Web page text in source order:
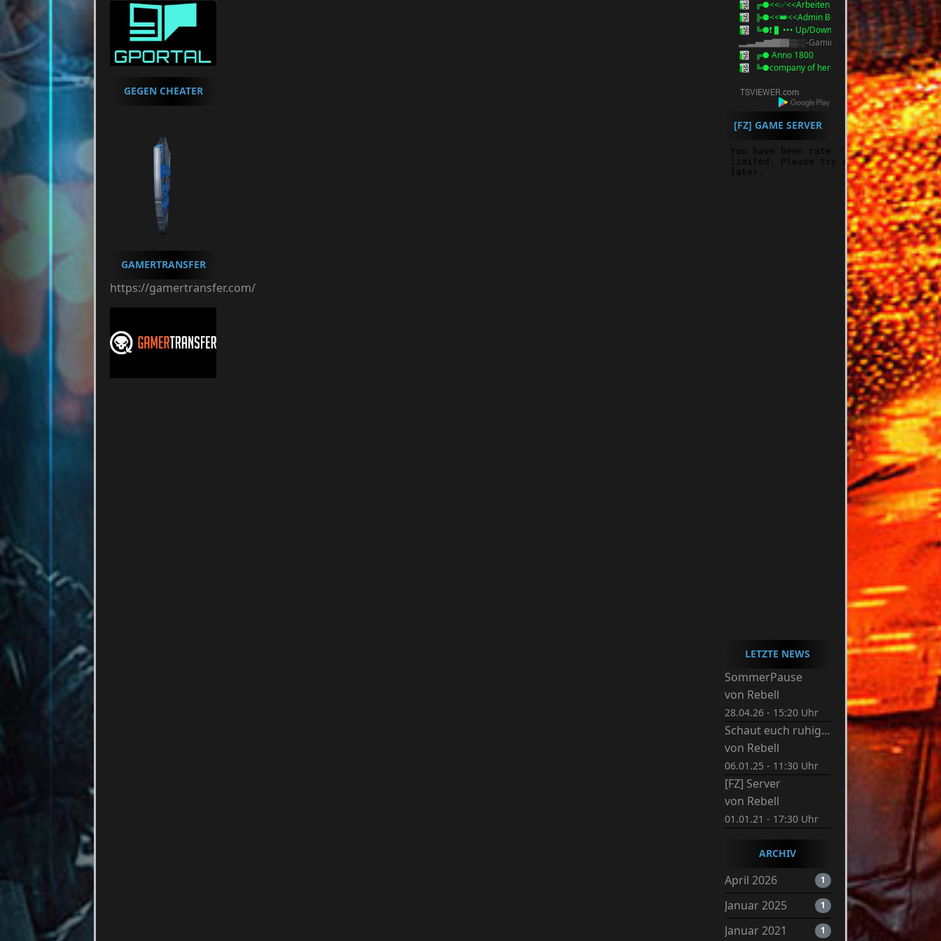
GEGEN CHEATER
GAMERTRANSFER
https://gamertransfer.com/
╔●<<✅<<Arbeiten Homepage / Server>>>✅
╠●<<👑<<Admin Besprechung>>>👑
╚●❗ ▌••• Up/Download Bereich •••▌❗
▂▃▅▇█▓▒░-Gaming-░▒▓█▇▅▃▂
╔● Anno 1800
╚●company of heroes
[FZ] GAME SERVER
LETZTE NEWS
SommerPause
von Rebell
28.04.26 - 15:20 Uhr
Schaut euch ruhig um.
von Rebell
06.01.25 - 11:30 Uhr
[FZ] Server
von Rebell
01.01.21 - 17:30 Uhr
ARCHIV
April 2026 1
Januar 2025 1
Januar 2021 1